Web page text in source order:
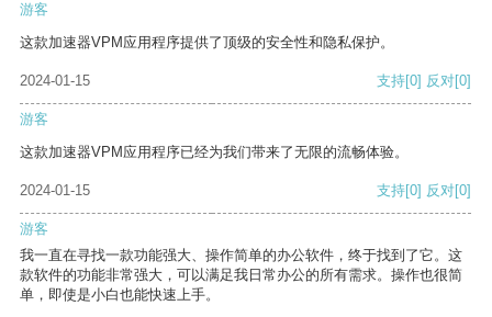
游客
这款加速器VPM应用程序提供了顶级的安全性和隐私保护。
2024-01-15 支持[0] 反对[0]
游客
这款加速器VPM应用程序已经为我们带来了无限的流畅体验。
2024-01-15 支持[0] 反对[0]
游客
我一直在寻找一款功能强大、操作简单的办公软件，终于找到了它。这
款软件的功能非常强大，可以满足我日常办公的所有需求。操作也很简
单，即使是小白也能快速上手。